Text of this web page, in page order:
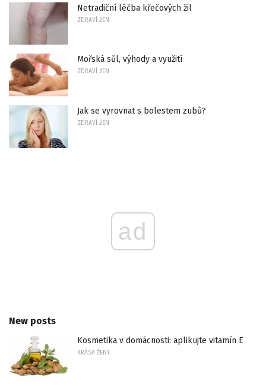
Netradiční léčba křečových žil
ZDRAVÍ ŽEN
Mořská sůl, výhody a využití
ZDRAVÍ ŽEN
Jak se vyrovnat s bolestem zubů?
ZDRAVÍ ŽEN
ad
New posts
Kosmetika v domácnosti: aplikujte vitamín E
KRÁSA ŽENY